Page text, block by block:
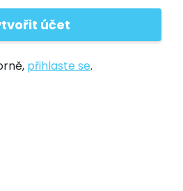
přihlaste se.